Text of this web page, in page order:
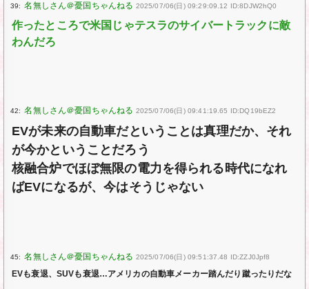
39: 2025/07/06(日) 09:29:09.12 ID:8DJW2hQ0
作ったところで米国じゃテスラのサイバートラックに敵
わんだろ
42: 2025/07/06(日) 09:41:19.65 ID:DQ19bEZ2
EVが未来の自動車だということは真理だか、それ
が今かということだろう
核融合炉でほぼ無限の電力を得られる時代になれ
ばEVになるが、今はそうじゃない
45: 2025/07/06(日) 09:51:37.48 ID:ZZJ0Jpf8
EVも衰退、SUVも衰退…アメリカの自動車メーカー踏んだり蹴ったりだな